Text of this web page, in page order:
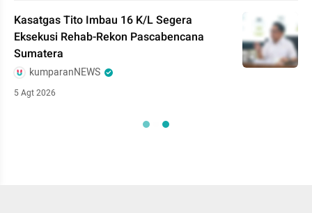
Kasatgas Tito Imbau 16 K/L Segera
Eksekusi Rehab-Rekon Pascabencana
Sumatera
kumparanNEWS
5 Agt 2026